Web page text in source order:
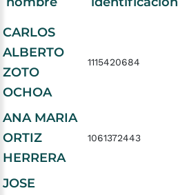
CARLOS
ALBERTO
ZOTO
OCHOA
1115420684
ANA MARIA
ORTIZ
HERRERA
1061372443
JOSE